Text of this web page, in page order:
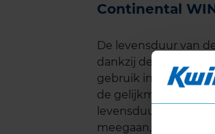
Continental
De levensduur van
dankzij de
gebruik in winterse
de gelijkmatige
levensduur. Onder
meegaan,